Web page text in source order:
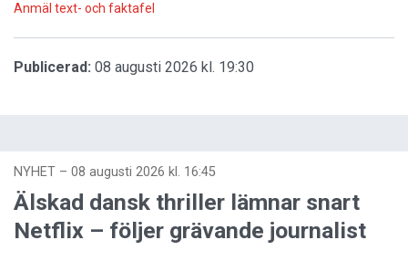
Anmäl text- och faktafel
Publicerad: 08 augusti 2026 kl. 19:30
NYHET – 08 augusti 2026 kl. 16:45
Älskad dansk thriller lämnar snart
Netflix – följer grävande journalist